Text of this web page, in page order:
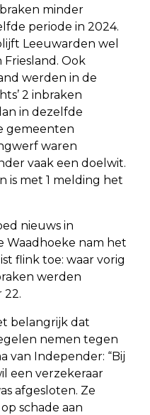
minder
periode in 2024.
Leeuwarden wel
Ook
werden in de
2 inbraken
in dezelfde
gemeenten
waren
vaak een doelwit.
is met 1 melding het
nieuws in
Waadhoeke nam het
flink toe: waar vorig
werden
22.
belangrijk dat
nemen tegen
van Independer: “Bij
een verzekeraar
afgesloten. Ze
schade aan